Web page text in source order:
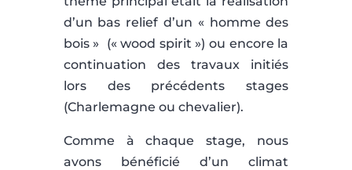
d’un bas relief d’un « homme des
bois » (« wood spirit ») ou encore la
continuation des travaux initiés
lors des précédents stages
(Charlemagne ou chevalier).
Comme à chaque stage, nous
avons bénéficié d’un climat